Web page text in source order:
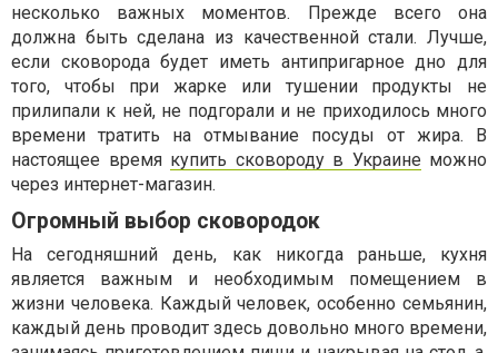
несколько важных моментов. Прежде всего она
должна быть сделана из качественной стали. Лучше,
если сковорода будет иметь антипригарное дно для
того, чтобы при жарке или тушении продукты не
прилипали к ней, не подгорали и не приходилось много
времени тратить на отмывание посуды от жира. В
настоящее время купить сковороду в Украине можно
через интернет-магазин.
Огромный выбор сковородок
На сегодняшний день, как никогда раньше, кухня
является важным и необходимым помещением в
жизни человека. Каждый человек, особенно семьянин,
каждый день проводит здесь довольно много времени,